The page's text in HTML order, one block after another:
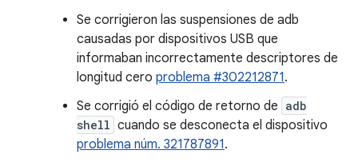
Se corrigieron las suspensiones de adb
causadas por dispositivos USB que
informaban incorrectamente descriptores de
longitud cero problema #302212871.
Se corrigió el código de retorno de adb
shell cuando se desconecta el dispositivo
problema núm. 321787891.